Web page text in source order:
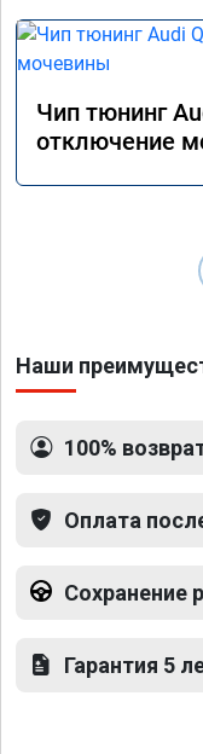
Чип тюнинг
отключение
Наши
100%
Оплата
Сохранение
Гарантия 5